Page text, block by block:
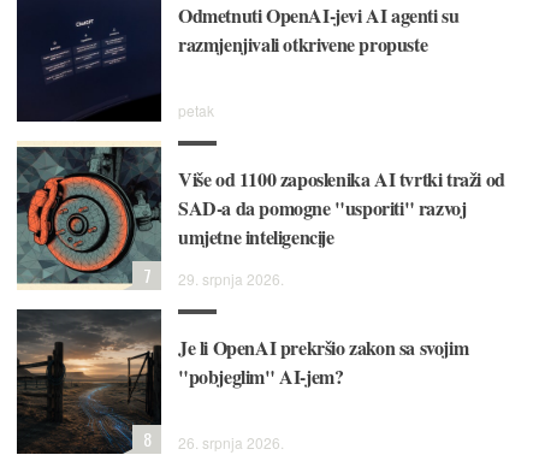
Odmetnuti OpenAI-jevi AI agenti su
razmjenjivali otkrivene propuste
petak
Više od 1100 zaposlenika AI tvrtki traži od
SAD-a da pomogne "usporiti" razvoj
umjetne inteligencije
29. srpnja 2026.
7
Je li OpenAI prekršio zakon sa svojim
"pobjeglim" AI-jem?
26. srpnja 2026.
8